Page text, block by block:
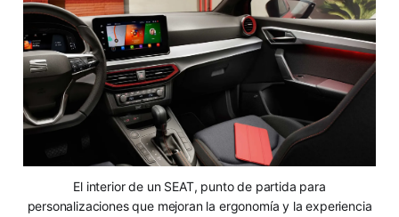
El interior de un SEAT, punto de partida para
personalizaciones que mejoran la ergonomía y la experiencia